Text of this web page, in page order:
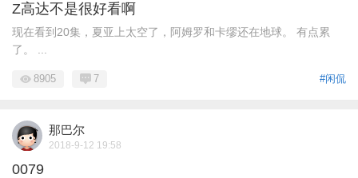
Z高达不是很好看啊
现在看到20集，夏亚上太空了，阿姆罗和卡缪还在地球。 有点累
了。 ...
#闲侃
8905 7
那巴尔
2018-9-12 19:58
0079